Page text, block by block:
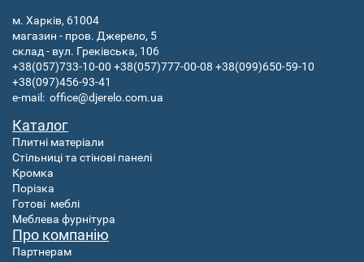
м. Харків, 61004
магазин - пров. Джерело, 5
склад - вул. Греківська, 106
+38(057)733-10-00 +38(057)777-00-08 +38(099)650-59-10
+38(097)456-93-41
e-mail: office@djerelo.com.ua
Каталог
Плитні матеріали
Стільниці та стінові панелі
Кромка
Порізка
Готові меблі
Меблева фурнітура
Про компанію
Партнерам